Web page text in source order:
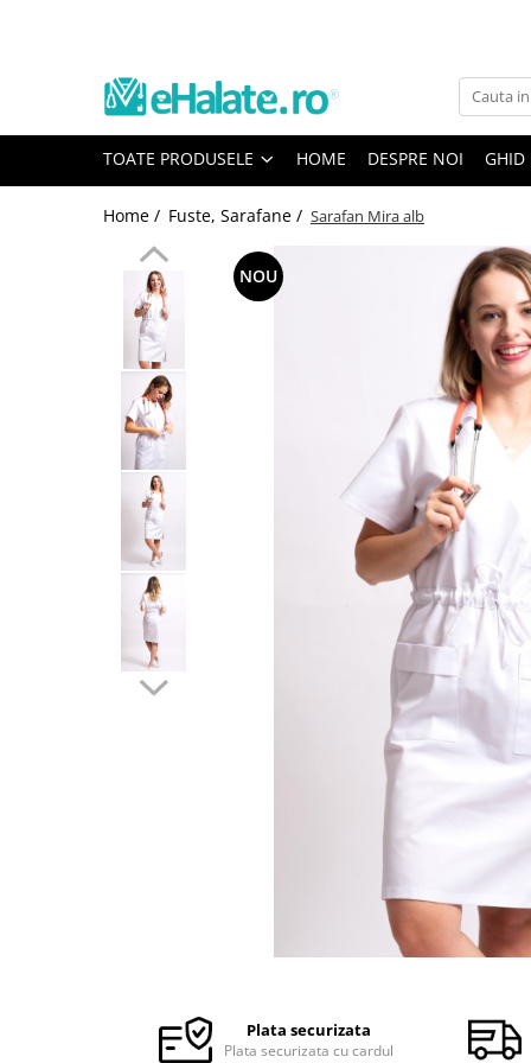
Toate Produsele
Bluze Unisex
Bluze unisex cu imprimeuri
Bluze medicale uni
Halate medicale
Halate Bianca
Halate medicale femei
Halate medicale barbati
Halate medicale P2 cu fluturas
Halate medicale cu nasturi
Halate medicale cu fermoar
Halate medicale polar - unisex
TOATE PRODUSELE HOME DESPRE NOI GHID
Home / Fuste, Sarafane / Sarafan Mira alb
NOU
Facebook
Plata securizata
Plata securizata cu cardul